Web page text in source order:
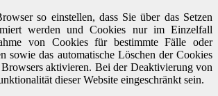
so einstellen, dass Sie über das Setzen
werden und Cookies nur im Einzelfall
von Cookies für bestimmte Fälle oder
sowie das automatische Löschen der Cookies
aktivieren. Bei der Deaktivierung von
dieser Website eingeschränkt sein.